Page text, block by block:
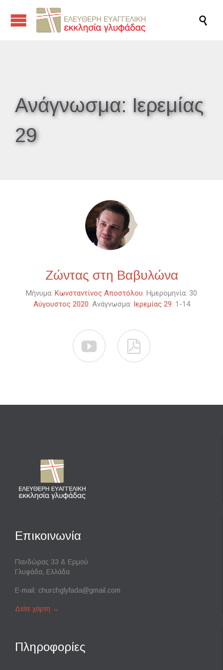

Ανάγνωσμα: Ιερεμίας
29
Ζώντας στη Βαβυλώνα
Μήνυμα: Κωνσταντίνος Αποστόλου. Ημερομηνία: 30
Αύγουστος 2020. Ανάγνωσμα: Ιερεμίας 29: 1-14
 
Επικοινωνία
Πανδώρας 33 & Ερμού
Γλυφάδα, Ελλάδα
E-mail: churchglyfada@gmail.com
Δείτε χάρτη →
Πληροφορίες